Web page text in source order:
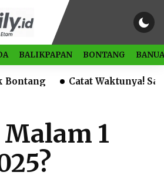
BALIKPAPAN BONTANG
Catat Waktunya! Samarinda
1